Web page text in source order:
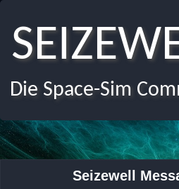
Die Space-Sim
Seizewell